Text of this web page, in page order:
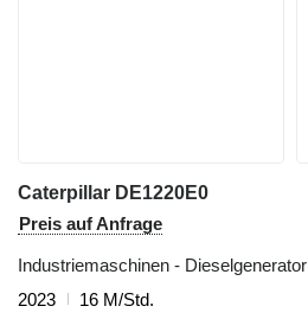
Caterpillar DE1220E0
Preis auf Anfrage
Industriemaschinen - Dieselgenerator
2023
16 M/Std.